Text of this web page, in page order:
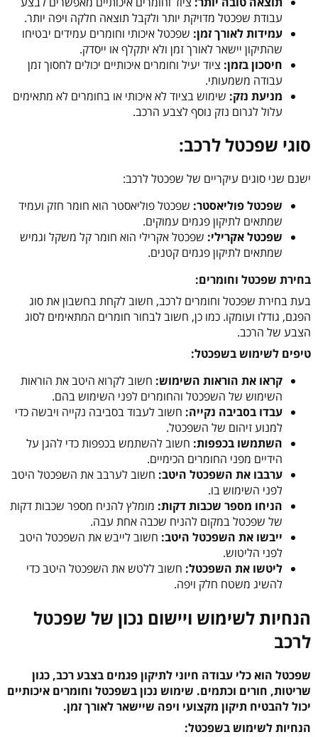
עבודת שפכטל מדויקת יותר ולקבל תוצאה חלקה ויפה יותר.
עמידות לאורך זמן: שפכטל איכותי וחומרים עמידים יבטיחו
שהתיקון יישאר לאורך זמן ולא יתקלף או ייסדק.
חיסכון בזמן: ציוד יעיל וחומרים איכותיים יכולים לחסוך זמן
עבודה משמעותי.
מניעת נזק: שימוש בציוד לא איכותי או בחומרים לא מתאימים
עלול לגרום נזק נוסף לצבע הרכב.
סוגי שפכטל לרכב:
ישנם שני סוגים עיקריים של שפכטל לרכב:
שפכטל פוליאסטר: שפכטל פוליאסטר הוא חומר חזק ועמיד
שמתאים לתיקון פגמים עמוקים.
שפכטל אקרילי: שפכטל אקרילי הוא חומר קל משקל וגמיש
שמתאים לתיקון פגמים קטנים.
בחירת שפכטל וחומרים:
בעת בחירת שפכטל וחומרים לרכב, חשוב לקחת בחשבון את סוג
הפגם, גודלו ועומקו. כמו כן, חשוב לבחור חומרים המתאימים לסוג
הצבע של הרכב.
טיפים לשימוש בשפכטל:
קראו את הוראות השימוש: חשוב לקרוא היטב את הוראות
השימוש של השפכטל והחומרים לפני השימוש בהם.
עבדו בסביבה נקייה: חשוב לעבוד בסביבה נקייה ויבשה כדי
למנוע זיהום של השפכטל.
השתמשו בכפפות: חשוב להשתמש בכפפות כדי להגן על
הידיים מפני החומרים הכימיים.
ערבבו את השפכטל היטב: חשוב לערבב את השפכטל היטב
לפני השימוש בו.
הניחו מספר שכבות דקות: מומלץ להניח מספר שכבות דקות
של שפכטל במקום להניח שכבה אחת עבה.
ייבשו את השפכטל היטב: חשוב לייבש את השפכטל היטב
לפני הליטוש.
ליטשו את השפכטל: חשוב ללטש את השפכטל היטב כדי
להשיג משטח חלק ויפה.
הנחיות לשימוש ויישום נכון של שפכטל
לרכב
שפכטל הוא כלי עבודה חיוני לתיקון פגמים בצבע רכב, כגון
שריטות, חורים וכתמים. שימוש נכון בשפכטל וחומרים איכותיים
יכול להבטיח תיקון מקצועי ויפה שיישאר לאורך זמן.
הנחיות לשימוש בשפכטל: